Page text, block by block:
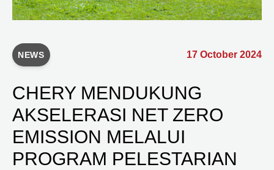
NEWS 17 October 2024
CHERY MENDUKUNG
AKSELERASI NET ZERO
EMISSION MELALUI
PROGRAM PELESTARIAN